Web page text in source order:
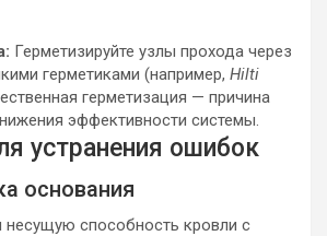
Герметизируйте узлы прохода через
герметиками (например, Hilti
герметизация — причина
эффективности системы.
устранения ошибок
основания
несущую способность кровли с